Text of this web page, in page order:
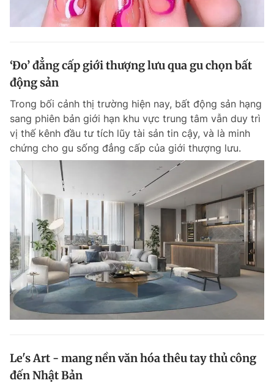
Quảng cáo RSS Tòa soạn Chính sách bảo
Phó tổng biên tập: Lâm Hiếu Dũng
Phó tổng biên tập: Trần Việt Hưng
Tổng thư ký tòa soạn: Đức Trung
Giấy phép xuất bản số 110/GP - BTTTT cấp ngày 24.3.2020
© 2003-2026 Bản quyền thuộc về Báo Thanh Niên. Cấm sao chép
dưới mọi hình thức nếu không có sự chấp thuận bằng văn bản.
Phát triển bởi ePi Technologies, JSC.
‘Đo’ đẳng cấp giới thượng lưu qua gu chọn bất
động sản
Trong bối cảnh thị trường hiện nay, bất động sản hạng
sang phiên bản giới hạn khu vực trung tâm vẫn duy trì
vị thế kênh đầu tư tích lũy tài sản tin cậy, và là minh
chứng cho gu sống đẳng cấp của giới thượng lưu.
Le's Art - mang nền văn hóa thêu tay thủ công
đến Nhật Bản